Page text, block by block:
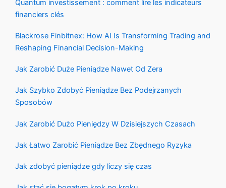
Quantum investissement : comment lire les indicateurs
financiers clés
Blackrose Finbitnex: How AI Is Transforming Trading and
Reshaping Financial Decision-Making
Jak Zarobić Duże Pieniądze Nawet Od Zera
Jak Szybko Zdobyć Pieniądze Bez Podejrzanych
Sposobów
Jak Zarobić Dużo Pieniędzy W Dzisiejszych Czasach
Jak Łatwo Zarobić Pieniądze Bez Zbędnego Ryzyka
Jak zdobyć pieniądze gdy liczy się czas